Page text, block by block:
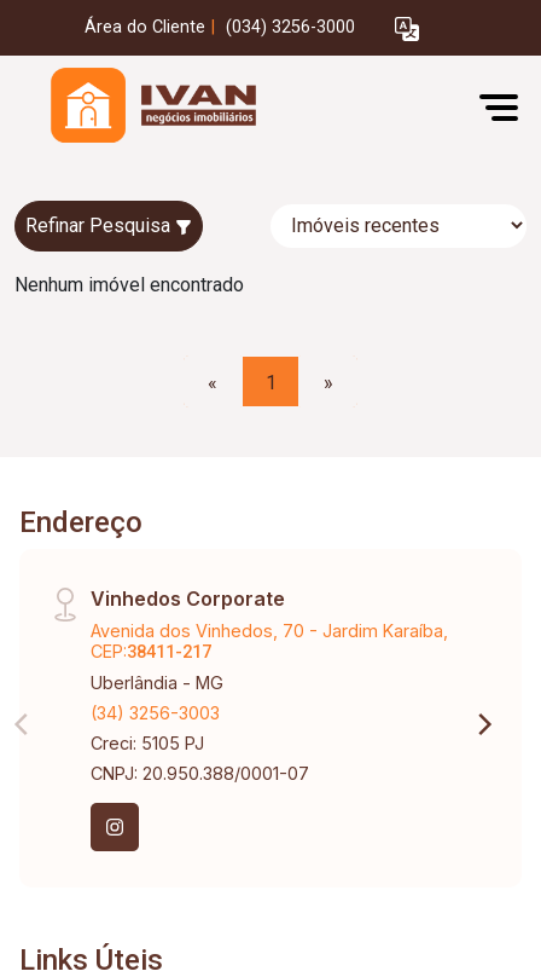
Área do Cliente (034) 3256-3000
Refinar Pesquisa
Nenhum imóvel encontrado
« 1 »
Endereço
Vinhedos Corporate
Avenida dos Vinhedos, 70 - Jardim Karaíba,
CEP:38411-217
Uberlândia - MG
(34) 3256-3003
Creci: 5105 PJ
CNPJ: 20.950.388/0001-07
Links Úteis